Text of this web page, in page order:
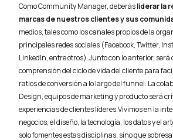
Como Community Manager, deberásliderar la
marcas de nuestros clientes y sus
medios, tales como los canales propios de la
principales redes sociales (Facebook, Twitter,
LinkedIn, entre otros).Junto con lo anterior, será
comprensión del ciclo de vida del cliente para
ratios de conversión a lo largo del funnel. La
Design, equipos de marketing y producto será
experiencias de clientes líderes.Vivimos en la
negocios, el diseño, la tecnología, los datos y el
solo fomentes estas disciplinas, sino que